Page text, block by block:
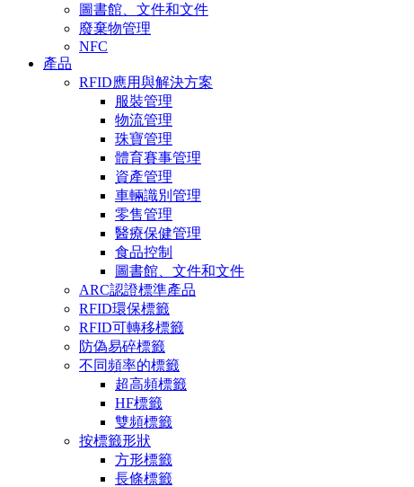
圖書館、文件和文件
廢棄物管理
NFC
產品
RFID應用與解決方案
服裝管理
物流管理
珠寶管理
體育賽事管理
資產管理
車輛識別管理
零售管理
醫療保健管理
食品控制
圖書館、文件和文件
ARC認證標準產品
RFID環保標籤
RFID可轉移標籤
防偽易碎標籤
不同頻率的標籤
超高頻標籤
HF標籤
雙頻標籤
按標籤形狀
方形標籤
長條標籤